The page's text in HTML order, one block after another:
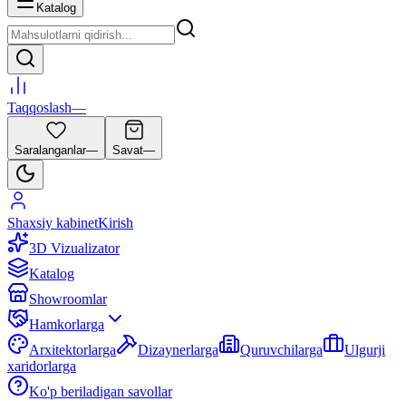
Katalog
Taqqoslash—
Saralanganlar— Savat—
Shaxsiy kabinetKirish
3D Vizualizator
Katalog
Showroomlar
Hamkorlarga
Arxitektorlarga
Dizaynerlarga Quruvchilarga
Ulgurji
xaridorlarga
Ko'p beriladigan savollar